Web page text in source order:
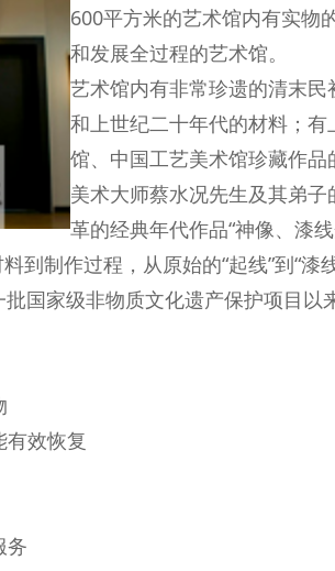
600平方米的艺术馆内有实物
和发展全过程的艺术馆。
艺术馆内有非常珍遗的清末
和上世纪二十年代的材料；
馆、中国工艺美术馆珍藏作
美术大师蔡水况先生及其弟
革的经典年代作品“神像、漆
到制作过程，从原始的“起线”到“漆
国家级非物质文化遗产保护项目
效恢复
务